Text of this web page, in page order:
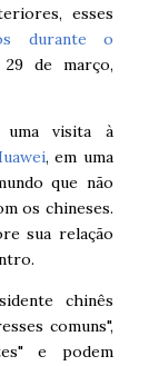
esses
durante o
de março,
uma visita à
, em uma
que não
os chineses.
sua relação
chinês
comuns",
e podem